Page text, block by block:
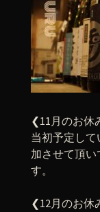
❮11月のお
当初予定し
加させて頂い
す。
❮12月のお